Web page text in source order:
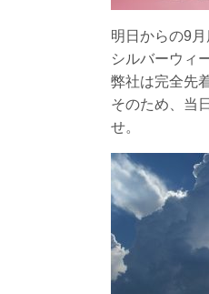
明日からの9
シルバーウィ
弊社は完全先
そのため、当
せ。